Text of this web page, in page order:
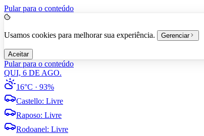
Pular para o conteúdo
Usamos cookies para melhorar sua experiência. Gerenciar
Aceitar
Pular para o conteúdo
QUI, 6 DE AGO.
16°C · 93%
Castello: Livre
Raposo: Livre
Rodoanel: Livre